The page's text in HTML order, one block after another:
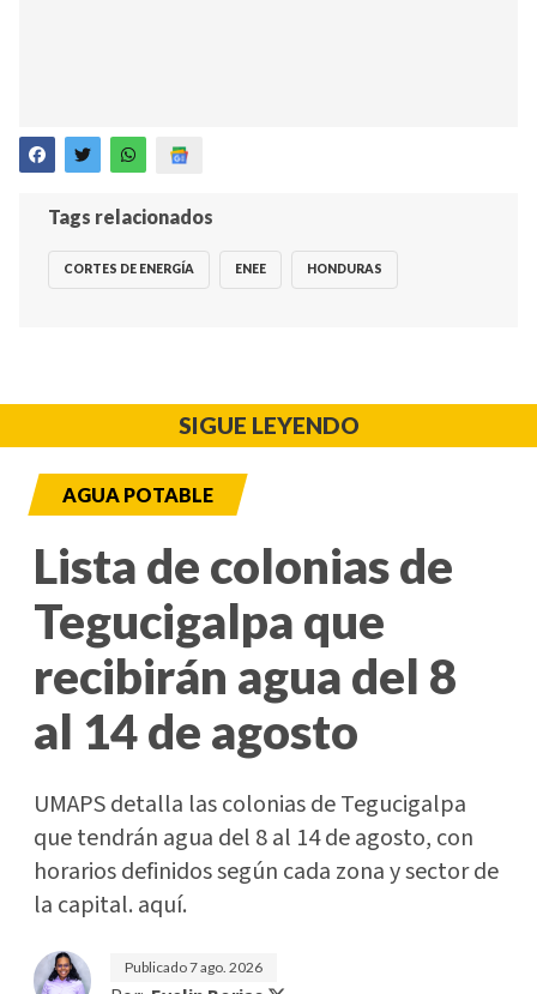
Tags relacionados
CORTES DE ENERGÍA ENEE HONDURAS
SIGUE LEYENDO
AGUA POTABLE
Lista de colonias de
Tegucigalpa que
recibirán agua del 8
al 14 de agosto
UMAPS detalla las colonias de Tegucigalpa
que tendrán agua del 8 al 14 de agosto, con
horarios definidos según cada zona y sector de
la capital. aquí.
Publicado7 ago. 2026